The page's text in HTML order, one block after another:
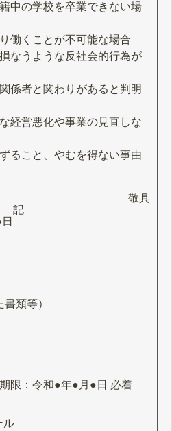
中の学校を卒業できない場
働くことが不可能な場合
なうような反社会的行為が
係者と関わりがあると判明
経営悪化や事業の見直しな
ること、やむを得ない事由
敬具
記
類等）
限：令和●年●月●日 必着
ル